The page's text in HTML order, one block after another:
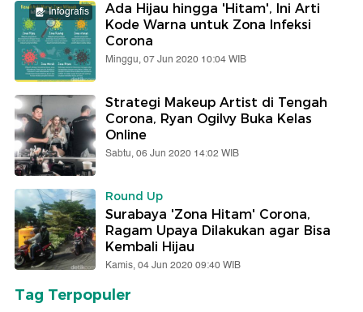
Infografis
Ada Hijau hingga 'Hitam', Ini Arti
Kode Warna untuk Zona Infeksi
Corona
Minggu, 07 Jun 2020 10:04 WIB
Strategi Makeup Artist di Tengah
Corona, Ryan Ogilvy Buka Kelas
Online
Sabtu, 06 Jun 2020 14:02 WIB
Round Up
Surabaya 'Zona Hitam' Corona,
Ragam Upaya Dilakukan agar Bisa
Kembali Hijau
Kamis, 04 Jun 2020 09:40 WIB
Tag Terpopuler